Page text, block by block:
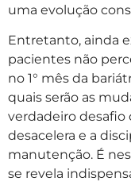
uma evolução
Entretanto, ainda
pacientes não
no 1° mês da
quais serão as
verdadeiro desafio
desacelera e a
manutenção. É
se revela